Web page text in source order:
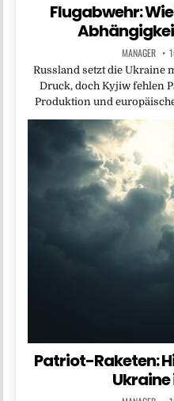
Flugabwehr:
MANAGER
Russland setzt die Ukraine
Druck, doch Kyjiw fehlen
Produktion und
Patriot-Raketen: